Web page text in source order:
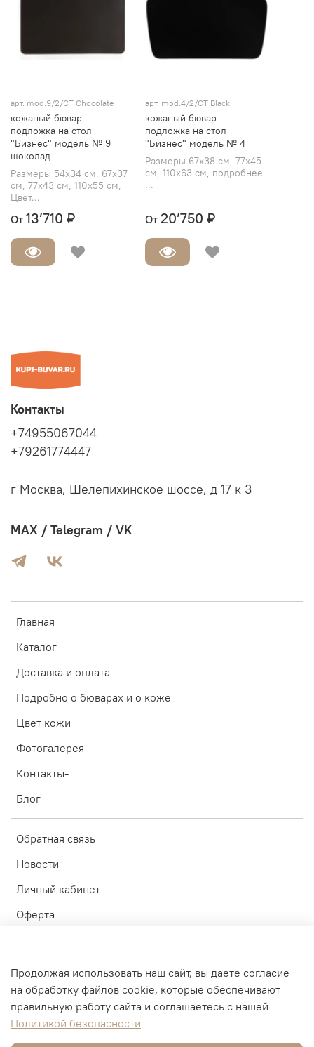
арт. mod.9/2/СТ Chocolate
кожаный бювар -
подложка на стол
"Бизнес" модель № 9
шоколад
Размеры 54х34 см, 67х37
см, 77х43 см, 110х55 см,
Цвет...
От 13’710 ₽
арт. mod.4/2/СТ Black
кожаный бювар -
подложка на стол
"Бизнес" модель № 4
Размеры 67х38 см, 77х45
см, 110х63 см, подробнее
...
От 20’750 ₽
Главная
Каталог
Доставка и оплата
Подробно о бюварах и о коже
Цвет кожи
Фотогалерея
Контакты-
Блог
Обратная связь
Новости
Личный кабинет
Оферта
© ИП Блинков А.А. 2010-2026
Контакты
+74955067044
+79261774447
г Москва, Шелепихинское шоссе, д 17 к 3
MAX / Telegram / VK
Продолжая использовать наш сайт, вы даете согласие
на обработку файлов cookie, которые обеспечивают
правильную работу сайта и соглашаетесь с нашей
Политикой безопасности